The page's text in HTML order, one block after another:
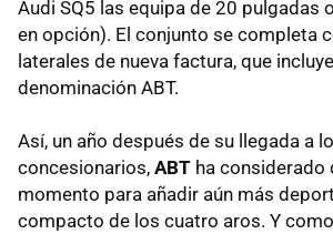
Audi SQ5 las equipa de 20 pulgadas
en opción). El conjunto se completa
laterales de nueva factura, que
denominación ABT.
Así, un año después de su llegada a
concesionarios, ABT ha considerado
momento para añadir aún más
compacto de los cuatro aros. Y